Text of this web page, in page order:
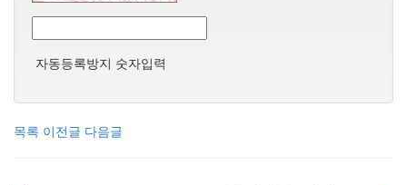
자동등록방지 숫자입력
목록 이전글 다음글